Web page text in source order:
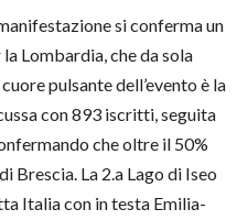
si conferma un
Lombardia, che da sola
pulsante dell’evento è la
con 893 iscritti, seguita
che oltre il 50%
Brescia. La 2.a Lago di Iseo
Italia con in testa Emilia-